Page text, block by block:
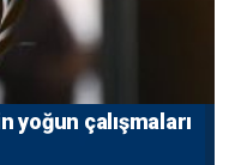
yoğun çalışmaları